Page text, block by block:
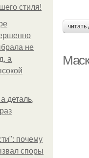
стиля!
не
а
деталь,
почему
споры